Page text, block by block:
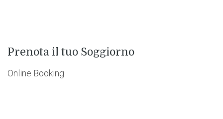
Prenota il tuo Soggiorno
Online Booking